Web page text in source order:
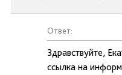
Ответ:
Здравствуйте,
ссылка на